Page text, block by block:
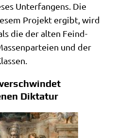
Unter­fan­gens. Die
Pro­jekt ergibt, wird
die der alten Feind­
und der
Diktatur